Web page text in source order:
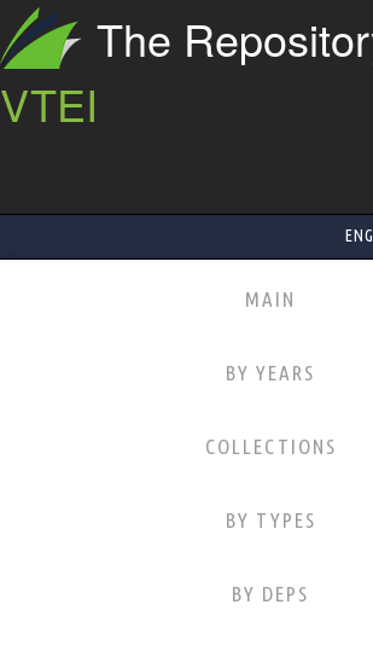
The
VTEI
MAIN
BY YEARS
COLLECTIONS
BY TYPES
BY DEPS